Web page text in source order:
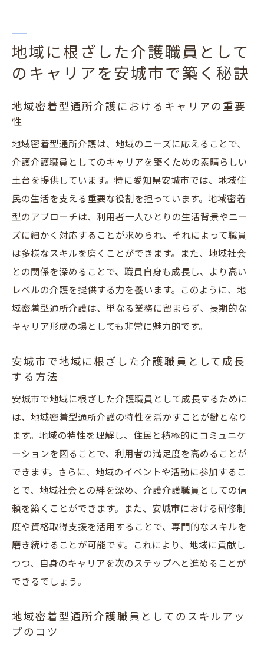
地域に根ざした介護職員として
のキャリアを安城市で築く秘訣
地域密着型通所介護におけるキャリアの重要
性
地域密着型通所介護は、地域のニーズに応えることで、
介護介護職員としてのキャリアを築くための素晴らしい
土台を提供しています。特に愛知県安城市では、地域住
民の生活を支える重要な役割を担っています。地域密着
型のアプローチは、利用者一人ひとりの生活背景やニー
ズに細かく対応することが求められ、それによって職員
は多様なスキルを磨くことができます。また、地域社会
との関係を深めることで、職員自身も成長し、より高い
レベルの介護を提供する力を養います。このように、地
域密着型通所介護は、単なる業務に留まらず、長期的な
キャリア形成の場としても非常に魅力的です。
安城市で地域に根ざした介護職員として成長
する方法
安城市で地域に根ざした介護職員として成長するために
は、地域密着型通所介護の特性を活かすことが鍵となり
ます。地域の特性を理解し、住民と積極的にコミュニケ
ーションを図ることで、利用者の満足度を高めることが
できます。さらに、地域のイベントや活動に参加するこ
とで、地域社会との絆を深め、介護介護職員としての信
頼を築くことができます。また、安城市における研修制
度や資格取得支援を活用することで、専門的なスキルを
磨き続けることが可能です。これにより、地域に貢献し
つつ、自身のキャリアを次のステップへと進めることが
できるでしょう。
地域密着型通所介護職員としてのスキルアッ
プのコツ